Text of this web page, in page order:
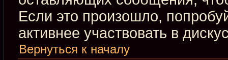
Если это произошло,
активнее участвовать в
Вернуться к началу